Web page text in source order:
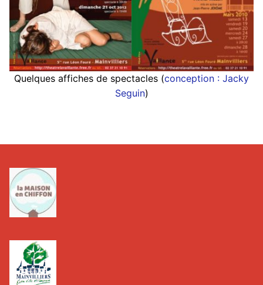
Quelques affiches de spectacles (conception : Jacky
Seguin)